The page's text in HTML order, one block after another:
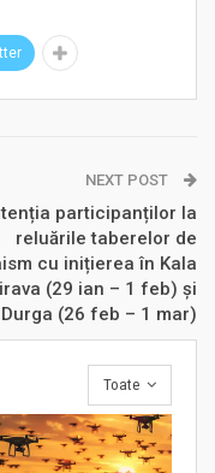
NEXT POST
participanților la
reluările taberelor de
cu inițierea în Kala
(29 ian – 1 feb) și
Durga (26 feb – 1 mar)
Toate